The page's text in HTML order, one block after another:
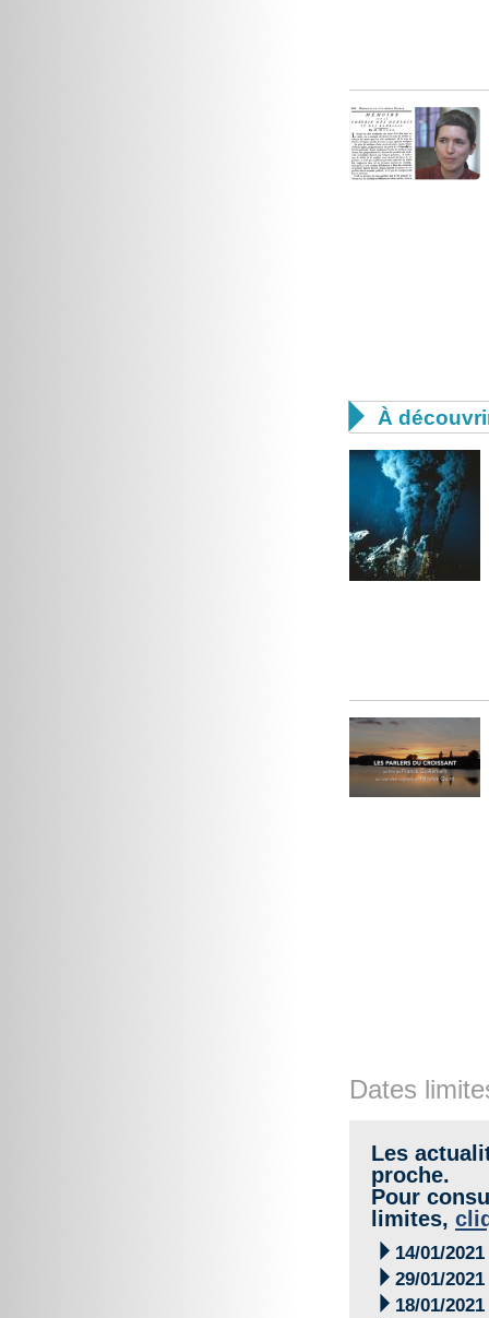
 À
Dates
Les
proche.
Pour
limites,
 14/01/2021
 29/01/2021
 18/01/2021